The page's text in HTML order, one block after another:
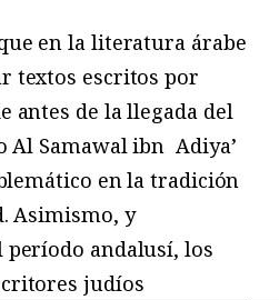
en la literatura árabe
textos escritos por
antes de la llegada del
Al Samawal ibn Adiya’
en la tradición
Asimismo, y
período andalusí, los
judíos